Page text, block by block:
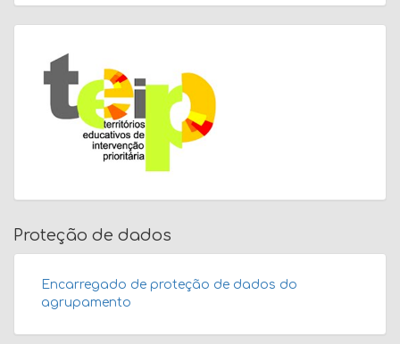
Proteção de dados
Encarregado de proteção de dados do
agrupamento